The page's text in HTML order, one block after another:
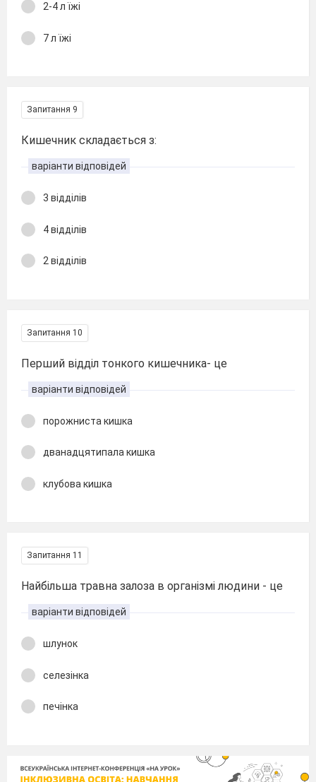
2-4 л їжі
7 л їжі
Запитання 9
Кишечник складається з:
варіанти відповідей
3 відділів
4 відділів
2 відділів
Запитання 10
Перший відділ тонкого кишечника- це
варіанти відповідей
порожниста кишка
дванадцятипала кишка
клубова кишка
Запитання 11
Найбільша травна залоза в організмі людини - це
варіанти відповідей
шлунок
селезінка
печінка